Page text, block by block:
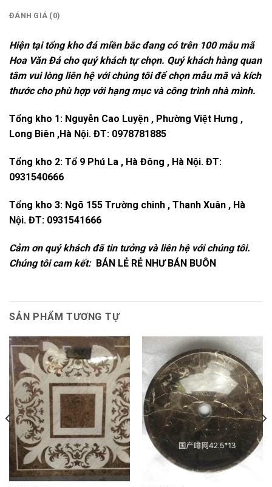
ĐÁNH GIÁ (0)
Hiện tại tổng kho đá miền bắc đang có trên 100 mẫu mã
Hoa Văn Đá cho quý khách tự chọn. Quý khách hàng quan
tâm vui lòng liên hệ với chúng tôi để chọn mẫu mã và kích
thước cho phù hợp với hạng mục và công trình nhà mình.
Tổng kho 1: Nguyễn Cao Luyện , Phường Việt Hưng ,
Long Biên ,Hà Nội. ĐT: 0978781885
Tổng kho 2: Tổ 9 Phú La , Hà Đông , Hà Nội. ĐT:
0931540666
Tổng kho 3: Ngõ 155 Trường chinh , Thanh Xuân , Hà
Nội. ĐT: 0931541666
Cảm ơn quý khách đã tin tưởng và liên hệ với chúng tôi.
Chúng tôi cam kết: BÁN LẺ RẺ NHƯ BÁN BUÔN
SẢN PHẨM TƯƠNG TỰ